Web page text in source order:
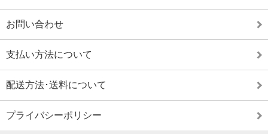
お問い合わせ
支払い方法について
配送方法･送料について
プライバシーポリシー